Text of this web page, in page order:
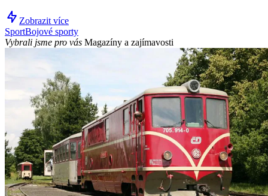
Zobrazit více
SportBojové sporty
Vybrali jsme pro vás Magazíny a zajímavosti